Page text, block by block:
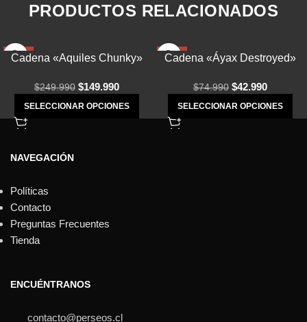
PRODUCTOS RELACIONADOS
-40%
Cadena «Aquiles Chunky»
$249.990 $149.990
SELECCIONAR OPCIONES
-43%
Cadena «Áyax Destroyed»
$74.990 $42.990
SELECCIONAR OPCIONES
NAVEGACIÓN
Políticas
Contacto
Preguntas Frecuentes
Tienda
ENCUÉNTRANOS
contacto@perseos.cl